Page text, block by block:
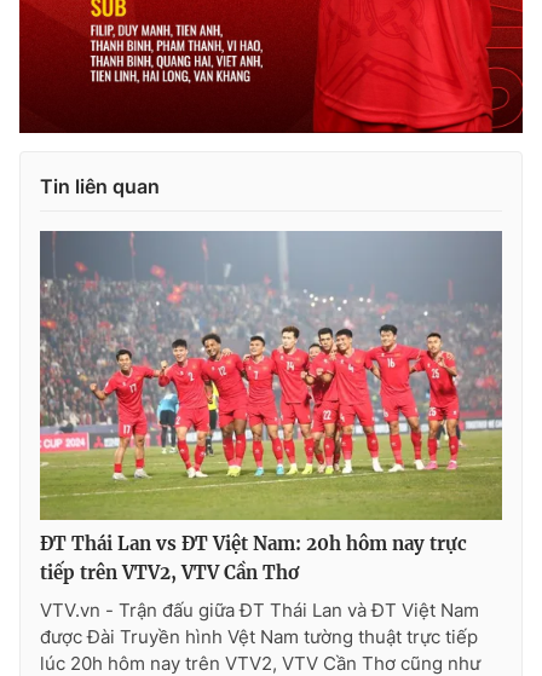
Tin liên quan
ĐT Thái Lan vs ĐT Việt Nam: 20h hôm nay trực
tiếp trên VTV2, VTV Cần Thơ
VTV.vn - Trận đấu giữa ĐT Thái Lan và ĐT Việt Nam
được Đài Truyền hình Vệt Nam tường thuật trực tiếp
lúc 20h hôm nay trên VTV2, VTV Cần Thơ cũng như